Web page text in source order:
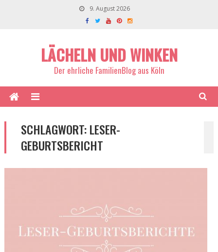
9. August 2026
LÄCHELN UND WINKEN
Der ehrliche FamilienBlog aus Köln
SCHLAGWORT:LESER-
GEBURTSBERICHT